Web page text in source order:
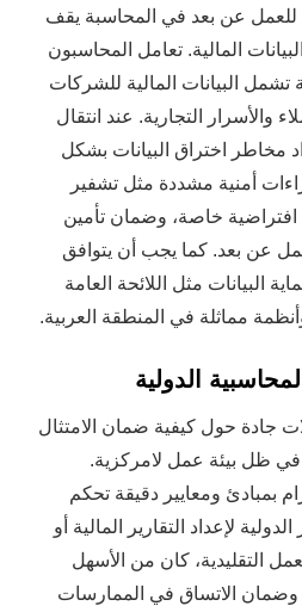
للعمل عن بعد في المحاسبة يقف
المالية. تعامل المحاسبون
البيانات المالية للشركات
والأسرار التجارية. عند انتقال
مخاطر اختراق البيانات بشكل
أمنية مشددة مثل تشفير
افتراضية خاصة، وضمان تأمين
عن بعد. كما يجب أن يتوافق
البيانات مثل اللائحة العامة
مماثلة في المنطقة العربية.
الدولية
جادة حول كيفية ضمان الامتثال
في ظل بيئة عمل لامركزية.
بمبادئ ومعايير دقيقة تحكم
لإعداد التقارير المالية أو
التقليدية، كان من الأسهل
وضمان الاتساق في الممارسات